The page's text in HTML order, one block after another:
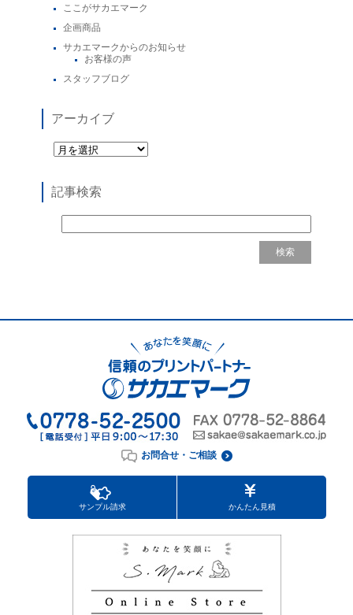
ここがサカエマーク
企画商品
サカエマークからのお知らせ
お客様の声
スタッフブログ
アーカイブ
記事検索
お問合せ・ご相談
サンプル請求 かんたん見積